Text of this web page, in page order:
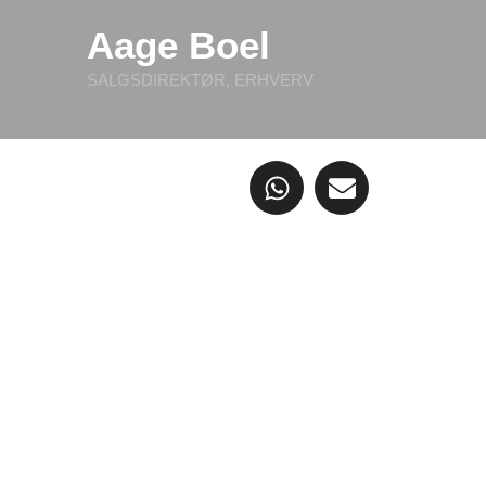
Aage Boel
SALGSDIREKTØR, ERHVERV